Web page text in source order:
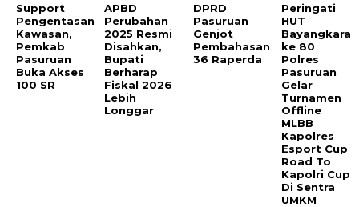
Support
Pengentasan
Kawasan,
Pemkab
Pasuruan
Buka Akses
100 SR
APBD
Perubahan
2025 Resmi
Disahkan,
Bupati
Berharap
Fiskal 2026
Lebih
Longgar
DPRD
Pasuruan
Genjot
Pembahasan
36 Raperda
Peringati
HUT
Bayangkara
ke 80
Polres
Pasuruan
Gelar
Turnamen
Offline
MLBB
Kapolres
Esport Cup
Road To
Kapolri Cup
Di Sentra
UMKM